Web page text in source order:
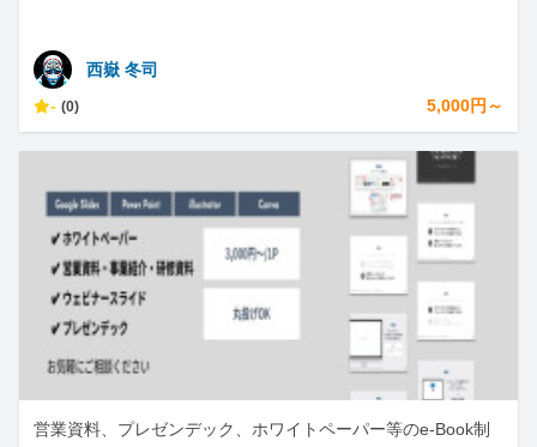
西嶽 冬司
- (0) 5,000円～
営業資料、プレゼンデック、ホワイトペーパー等のe-Book制